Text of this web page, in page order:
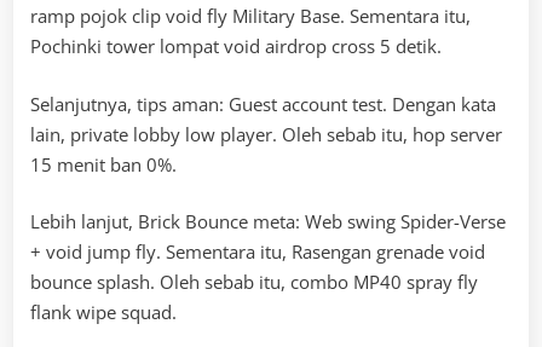
ramp pojok clip void fly Military Base. Sementara itu,
Pochinki tower lompat void airdrop cross 5 detik.
Selanjutnya, tips aman: Guest account test. Dengan kata
lain, private lobby low player. Oleh sebab itu, hop server
15 menit ban 0%.
Lebih lanjut, Brick Bounce meta: Web swing Spider-Verse
+ void jump fly. Sementara itu, Rasengan grenade void
bounce splash. Oleh sebab itu, combo MP40 spray fly
flank wipe squad.